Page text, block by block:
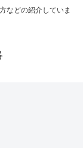
などの紹介していま